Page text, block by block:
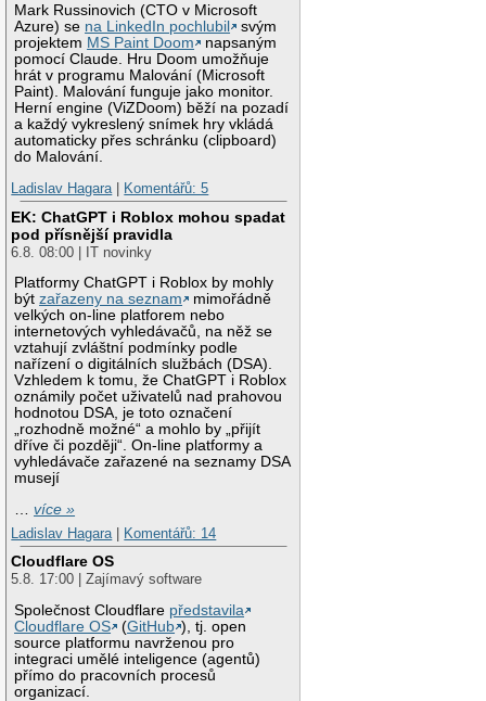
Mark Russinovich (CTO v Microsoft
Azure) se na LinkedIn pochlubil
svým
projektem MS Paint Doom
napsaným
pomocí Claude. Hru Doom umožňuje
hrát v programu Malování (Microsoft
Paint). Malování funguje jako monitor.
Herní engine (ViZDoom) běží na pozadí
a každý vykreslený snímek hry vkládá
automaticky přes schránku (clipboard)
do Malování.
Ladislav Hagara| Komentářů: 5
EK: ChatGPT i Roblox mohou spadat
pod přísnější pravidla
6.8. 08:00 | IT novinky
Platformy ChatGPT i Roblox by mohly
býtzařazeny na seznam
mimořádně
velkých on-line platforem nebo
internetových vyhledávačů, na něž se
vztahují zvláštní podmínky podle
nařízení o digitálních službách (DSA).
Vzhledem k tomu, že ChatGPT i Roblox
oznámily počet uživatelů nad prahovou
hodnotou DSA, je toto označení
„rozhodně možné“ a mohlo by „přijít
dříve či později“. On-line platformy a
vyhledávače zařazené na seznamy DSA
musejí
…více »
Ladislav Hagara | Komentářů: 14
Cloudflare OS
5.8. 17:00 | Zajímavý software
Společnost Cloudflare představila
Cloudflare OS
(GitHub ), tj. open
source platformu navrženou pro
integraci umělé inteligence (agentů)
přímo do pracovních procesů
organizací.